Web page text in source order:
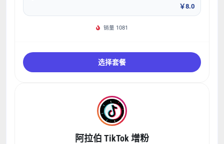
￥8.0
销量 1081
选择套餐
阿拉伯 TikTok 增粉